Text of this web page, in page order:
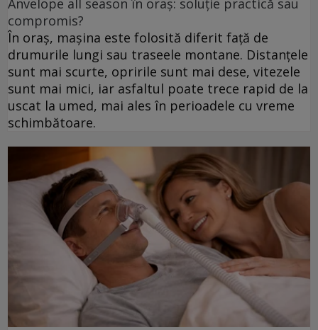
Anvelope all season în oraș: soluție practică sau
compromis?
În oraș, mașina este folosită diferit față de
drumurile lungi sau traseele montane. Distanțele
sunt mai scurte, opririle sunt mai dese, vitezele
sunt mai mici, iar asfaltul poate trece rapid de la
uscat la umed, mai ales în perioadele cu vreme
schimbătoare.